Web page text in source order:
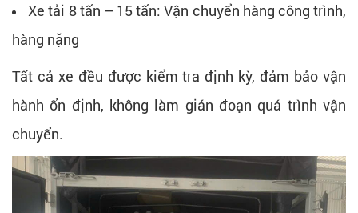
Xe tải 8 tấn – 15 tấn: Vận chuyển hàng công trình,
hàng nặng
Tất cả xe đều được kiểm tra định kỳ, đảm bảo vận
hành ổn định, không làm gián đoạn quá trình vận
chuyển.